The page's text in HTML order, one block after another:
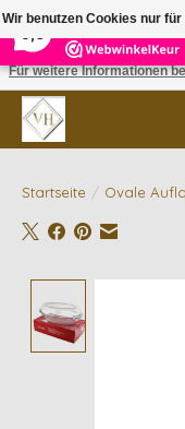
5
✓ Gratis verzending vanaf
Startseite / Ovale
Wir benutzen Cookies nur
Ist das
Für weitere Informationen